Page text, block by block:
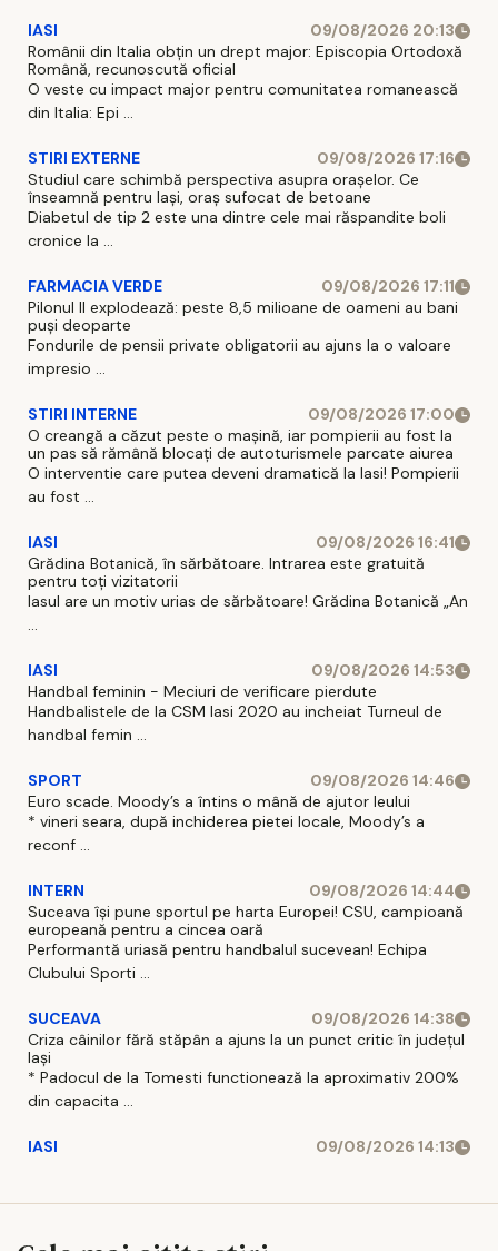
IASI
09/08/2026 20:13
Românii din Italia obțin un drept major: Episcopia Ortodoxă
Română, recunoscută oficial
O veste cu impact major pentru comunitatea romanească
din Italia: Epi ...
STIRI EXTERNE
09/08/2026 17:16
Studiul care schimbă perspectiva asupra orașelor. Ce
înseamnă pentru Iași, oraș sufocat de betoane
Diabetul de tip 2 este una dintre cele mai răspandite boli
cronice la ...
FARMACIA VERDE
09/08/2026 17:11
Pilonul II explodează: peste 8,5 milioane de oameni au bani
puși deoparte
Fondurile de pensii private obligatorii au ajuns la o valoare
impresio ...
STIRI INTERNE
09/08/2026 17:00
O creangă a căzut peste o mașină, iar pompierii au fost la
un pas să rămână blocați de autoturismele parcate aiurea
O interventie care putea deveni dramatică la Iasi! Pompierii
au fost ...
IASI
09/08/2026 16:41
Grădina Botanică, în sărbătoare. Intrarea este gratuită
pentru toți vizitatorii
Iasul are un motiv urias de sărbătoare! Grădina Botanică „An
...
IASI
09/08/2026 14:53
Handbal feminin - Meciuri de verificare pierdute
Handbalistele de la CSM Iasi 2020 au incheiat Turneul de
handbal femin ...
SPORT
09/08/2026 14:46
Euro scade. Moody’s a întins o mână de ajutor leului
* vineri seara, după inchiderea pietei locale, Moody’s a
reconf ...
INTERN
09/08/2026 14:44
Suceava își pune sportul pe harta Europei! CSU, campioană
europeană pentru a cincea oară
Performantă uriasă pentru handbalul sucevean! Echipa
Clubului Sporti ...
SUCEAVA
09/08/2026 14:38
Criza câinilor fără stăpân a ajuns la un punct critic în județul
Iași
* Padocul de la Tomesti functionează la aproximativ 200%
din capacita ...
IASI 09/08/2026 14:13